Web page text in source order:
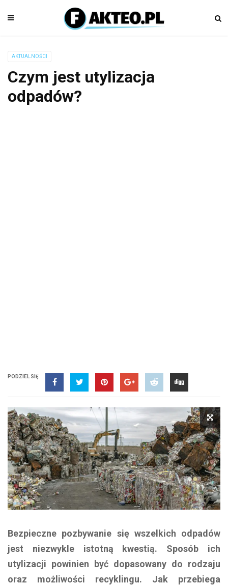
AKTUALNOŚCI
Czym jest utylizacja
odpadów?
PODZIEL SIĘ
Bezpieczne pozbywanie się wszelkich odpadów
jest niezwykle istotną kwestią. Sposób ich
utylizacji powinien być dopasowany do rodzaju
oraz możliwości recyklingu. Jak przebiega